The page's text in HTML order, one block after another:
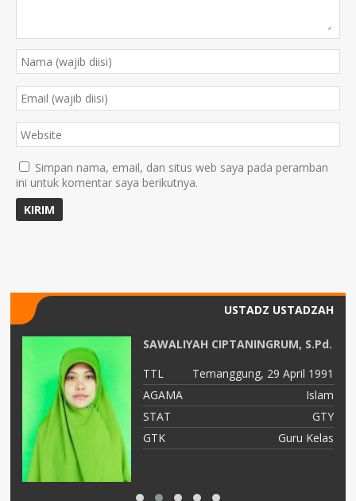
Simpan nama, email, dan situs web saya pada peramban
ini untuk komentar saya berikutnya.
USTADZ USTADZAH
SAWALIYAH CIPTANINGRUM, S.Pd.
TTL
Temanggung, 29 April 1991
AGAMA
Islam
STAT
GTY
GTK
Guru Kelas